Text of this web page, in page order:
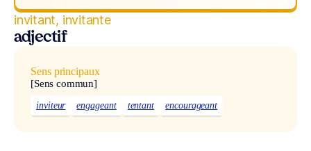
invitant, invitante
adjectif
Sens principaux
[Sens commun]
inviteur engageant tentant encourageant